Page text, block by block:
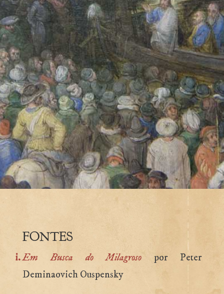
FONTES
Em Busca do Milagroso por Peter
Deminaovich Ouspensky